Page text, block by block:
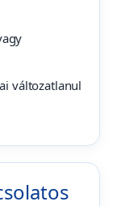
változatlanul